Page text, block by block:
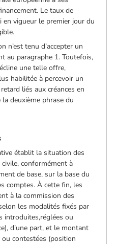
Le taux de
en vigueur le premier jour du
n’est tenu d’accepter un
au paragraphe 1. Toutefois,
une telle offre,
habilitée à percevoir un
liés aux créances en
deuxième phrase du
établit la situation des
civile, conformément à
de base, sur la base du
comptes. À cette fin, les
à la commission des
les modalités fixés par
introduites,réglées ou
d’une part, et le montant
ou contestées (position